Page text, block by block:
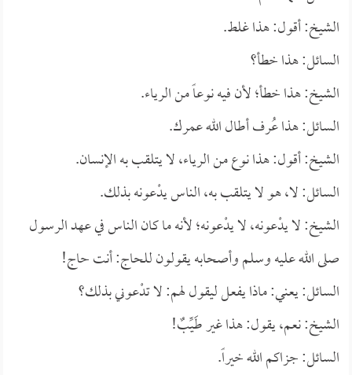
الشيخ: أقول: هذا غلط.
السائل: هذا خطأ؟
الشيخ: هذا خطأ؛ لأن فيه نوعاً من الرياء.
السائل: هذا عُرف أطال الله عمرك.
الشيخ: أقول: هذا نوع من الرياء، لا يتلقب به الإنسان.
السائل: لا، هو لا يتلقب به، الناس يدْعونه بذلك.
الشيخ: لا يدْعونه، لا يدْعونه؛ لأنه ما كان الناس في عهد الرسول
صلى الله عليه وسلم وأصحابه يقولون للحاج: أنت حاج!
السائل: يعني: ماذا يفعل ليقول لهم: لا تدْعوني بذلك؟
الشيخ: نعم، يقول: هذا غير طَيِّبٌ!
السائل: جزاكم الله خيراً.